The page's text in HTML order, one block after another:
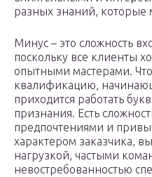
разных знаний, которые
Минус – это сложность
поскольку все клиенты
опытными мастерами.
квалификацию,
приходится работать
признания. Есть
предпочтениями и
характером заказчика,
нагрузкой, частыми
невостребованностью